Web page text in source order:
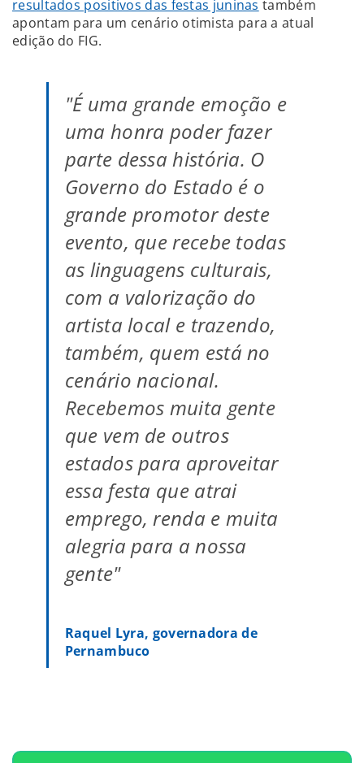
resultados positivos das festas juninas também
apontam para um cenário otimista para a atual
edição do FIG.
"É uma grande emoção e
uma honra poder fazer
parte dessa história. O
Governo do Estado é o
grande promotor deste
evento, que recebe todas
as linguagens culturais,
com a valorização do
artista local e trazendo,
também, quem está no
cenário nacional.
Recebemos muita gente
que vem de outros
estados para aproveitar
essa festa que atrai
emprego, renda e muita
alegria para a nossa
gente"
Raquel Lyra, governadora de
Pernambuco